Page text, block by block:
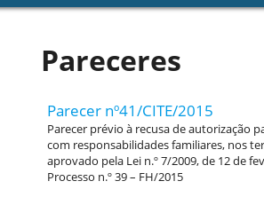
Pareceres
Parecer nº41/CITE/2015
Parecer prévio à recusa de autorização
com responsabilidades familiares, nos
aprovado pela Lei n.º 7/2009, de 12 de
Processo n.º 39 – FH/2015